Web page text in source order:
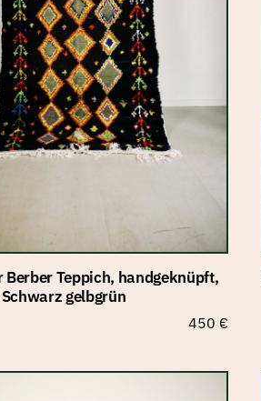
Berber Teppich, handgeknüpft,
Schwarz gelbgrün
450 €